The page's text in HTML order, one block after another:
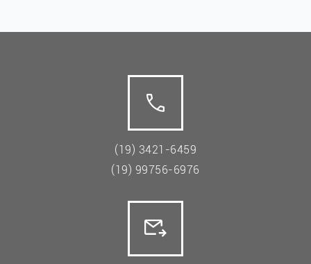
(19) 3421-6459
(19) 99756-6976